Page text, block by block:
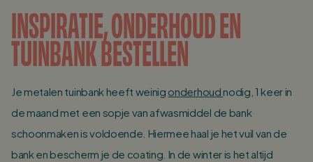
INSPIRATIE, ONDERHOUD EN
TUINBANK BESTELLEN
Je metalen tuinbank heeft weinig onderhoud nodig, 1 keer in
de maand met een sopje van afwasmiddel de bank
schoonmaken is voldoende. Hiermee haal je het vuil van de
bank en bescherm je de coating. In de winter is het altijd